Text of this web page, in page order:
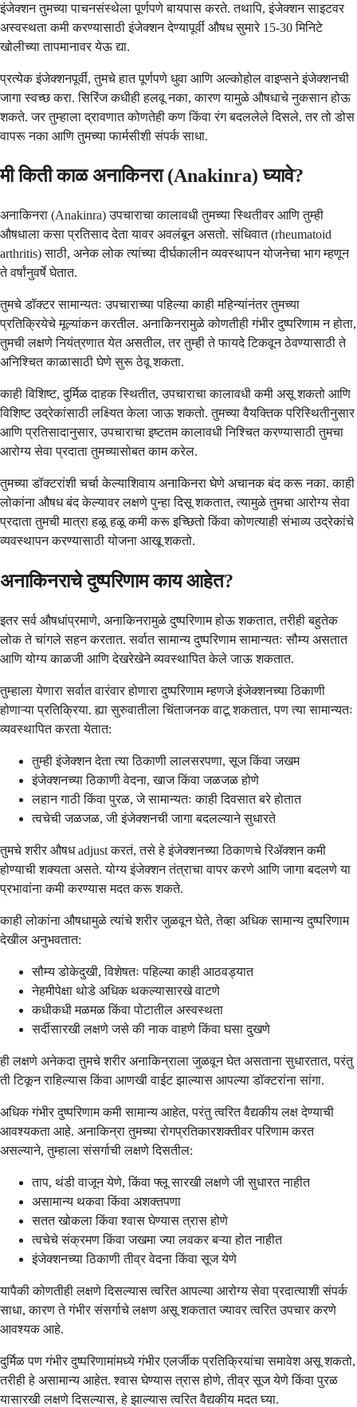
इंजेक्शन तुमच्या पाचनसंस्थेला पूर्णपणे बायपास करते. तथापि, इंजेक्शन साइटवर
अस्वस्थता कमी करण्यासाठी इंजेक्शन देण्यापूर्वी औषध सुमारे 15-30 मिनिटे
खोलीच्या तापमानावर येऊ द्या.
प्रत्येक इंजेक्शनपूर्वी, तुमचे हात पूर्णपणे धुवा आणि अल्कोहोल वाइप्सने इंजेक्शनची
जागा स्वच्छ करा. सिरिंज कधीही हलवू नका, कारण यामुळे औषधाचे नुकसान होऊ
शकते. जर तुम्हाला द्रावणात कोणतेही कण किंवा रंग बदललेले दिसले, तर तो डोस
वापरू नका आणि तुमच्या फार्मसीशी संपर्क साधा.
मी किती काळ अनाकिनरा (Anakinra) घ्यावे?
अनाकिनरा (Anakinra) उपचाराचा कालावधी तुमच्या स्थितीवर आणि तुम्ही
औषधाला कसा प्रतिसाद देता यावर अवलंबून असतो. संधिवात (rheumatoid
arthritis) साठी, अनेक लोक त्यांच्या दीर्घकालीन व्यवस्थापन योजनेचा भाग म्हणून
ते वर्षांनुवर्षे घेतात.
तुमचे डॉक्टर सामान्यतः उपचाराच्या पहिल्या काही महिन्यांनंतर तुमच्या
प्रतिक्रियेचे मूल्यांकन करतील. अनाकिनरामुळे कोणतीही गंभीर दुष्परिणाम न होता,
तुमची लक्षणे नियंत्रणात येत असतील, तर तुम्ही ते फायदे टिकवून ठेवण्यासाठी ते
अनिश्चित काळासाठी घेणे सुरू ठेवू शकता.
काही विशिष्ट, दुर्मिळ दाहक स्थितीत, उपचाराचा कालावधी कमी असू शकतो आणि
विशिष्ट उद्रेकांसाठी लक्ष्यित केला जाऊ शकतो. तुमच्या वैयक्तिक परिस्थितीनुसार
आणि प्रतिसादानुसार, उपचाराचा इष्टतम कालावधी निश्चित करण्यासाठी तुमचा
आरोग्य सेवा प्रदाता तुमच्यासोबत काम करेल.
तुमच्या डॉक्टरांशी चर्चा केल्याशिवाय अनाकिनरा घेणे अचानक बंद करू नका. काही
लोकांना औषध बंद केल्यावर लक्षणे पुन्हा दिसू शकतात, त्यामुळे तुमचा आरोग्य सेवा
प्रदाता तुमची मात्रा हळू हळू कमी करू इच्छितो किंवा कोणत्याही संभाव्य उद्रेकांचे
व्यवस्थापन करण्यासाठी योजना आखू शकतो.
अनाकिनराचे दुष्परिणाम काय आहेत?
इतर सर्व औषधांप्रमाणे, अनाकिनरामुळे दुष्परिणाम होऊ शकतात, तरीही बहुतेक
लोक ते चांगले सहन करतात. सर्वात सामान्य दुष्परिणाम सामान्यतः सौम्य असतात
आणि योग्य काळजी आणि देखरेखेने व्यवस्थापित केले जाऊ शकतात.
तुम्हाला येणारा सर्वात वारंवार होणारा दुष्परिणाम म्हणजे इंजेक्शनच्या ठिकाणी
होणाऱ्या प्रतिक्रिया. ह्या सुरुवातीला चिंताजनक वाटू शकतात, पण त्या सामान्यतः
व्यवस्थापित करता येतात:
तुम्ही इंजेक्शन देता त्या ठिकाणी लालसरपणा, सूज किंवा जखम
इंजेक्शनच्या ठिकाणी वेदना, खाज किंवा जळजळ होणे
लहान गाठी किंवा पुरळ, जे सामान्यतः काही दिवसात बरे होतात
त्वचेची जळजळ, जी इंजेक्शनची जागा बदलल्याने सुधारते
तुमचे शरीर औषध adjust करतं, तसे हे इंजेक्शनच्या ठिकाणचे रिॲक्शन कमी
होण्याची शक्यता असते. योग्य इंजेक्शन तंत्राचा वापर करणे आणि जागा बदलणे या
प्रभावांना कमी करण्यास मदत करू शकते.
काही लोकांना औषधामुळे त्यांचे शरीर जुळवून घेते, तेव्हा अधिक सामान्य दुष्परिणाम
देखील अनुभवतात:
सौम्य डोकेदुखी, विशेषतः पहिल्या काही आठवड्यात
नेहमीपेक्षा थोडे अधिक थकल्यासारखे वाटणे
कधीकधी मळमळ किंवा पोटातील अस्वस्थता
सर्दीसारखी लक्षणे जसे की नाक वाहणे किंवा घसा दुखणे
ही लक्षणे अनेकदा तुमचे शरीर अनाकिन्राला जुळवून घेत असताना सुधारतात, परंतु
ती टिकून राहिल्यास किंवा आणखी वाईट झाल्यास आपल्या डॉक्टरांना सांगा.
अधिक गंभीर दुष्परिणाम कमी सामान्य आहेत, परंतु त्वरित वैद्यकीय लक्ष देण्याची
आवश्यकता आहे. अनाकिन्रा तुमच्या रोगप्रतिकारशक्तीवर परिणाम करत
असल्याने, तुम्हाला संसर्गाची लक्षणे दिसतील:
ताप, थंडी वाजून येणे, किंवा फ्लू सारखी लक्षणे जी सुधारत नाहीत
असामान्य थकवा किंवा अशक्तपणा
सतत खोकला किंवा श्वास घेण्यास त्रास होणे
त्वचेचे संक्रमण किंवा जखमा ज्या लवकर बऱ्या होत नाहीत
इंजेक्शनच्या ठिकाणी तीव्र वेदना किंवा सूज येणे
यापैकी कोणतीही लक्षणे दिसल्यास त्वरित आपल्या आरोग्य सेवा प्रदात्याशी संपर्क
साधा, कारण ते गंभीर संसर्गाचे लक्षण असू शकतात ज्यावर त्वरित उपचार करणे
आवश्यक आहे.
दुर्मिळ पण गंभीर दुष्परिणामांमध्ये गंभीर एलर्जीक प्रतिक्रियांचा समावेश असू शकतो,
तरीही हे असामान्य आहेत. श्वास घेण्यास त्रास होणे, तीव्र सूज येणे किंवा पुरळ
यासारखी लक्षणे दिसल्यास, हे झाल्यास त्वरित वैद्यकीय मदत घ्या.